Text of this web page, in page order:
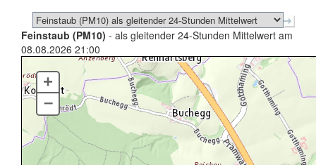
Feinstaub (PM10) - als gleitender 24-Stunden Mittelwert am
08.08.2026 21:00
+
–